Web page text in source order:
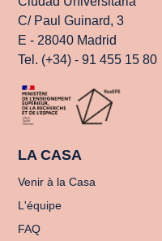
C/ Paul Guinard, 3
E - 28040 Madrid
Tel. (+34) - 91 455 15 80
LA CASA
Venir à la Casa
L'équipe
FAQ